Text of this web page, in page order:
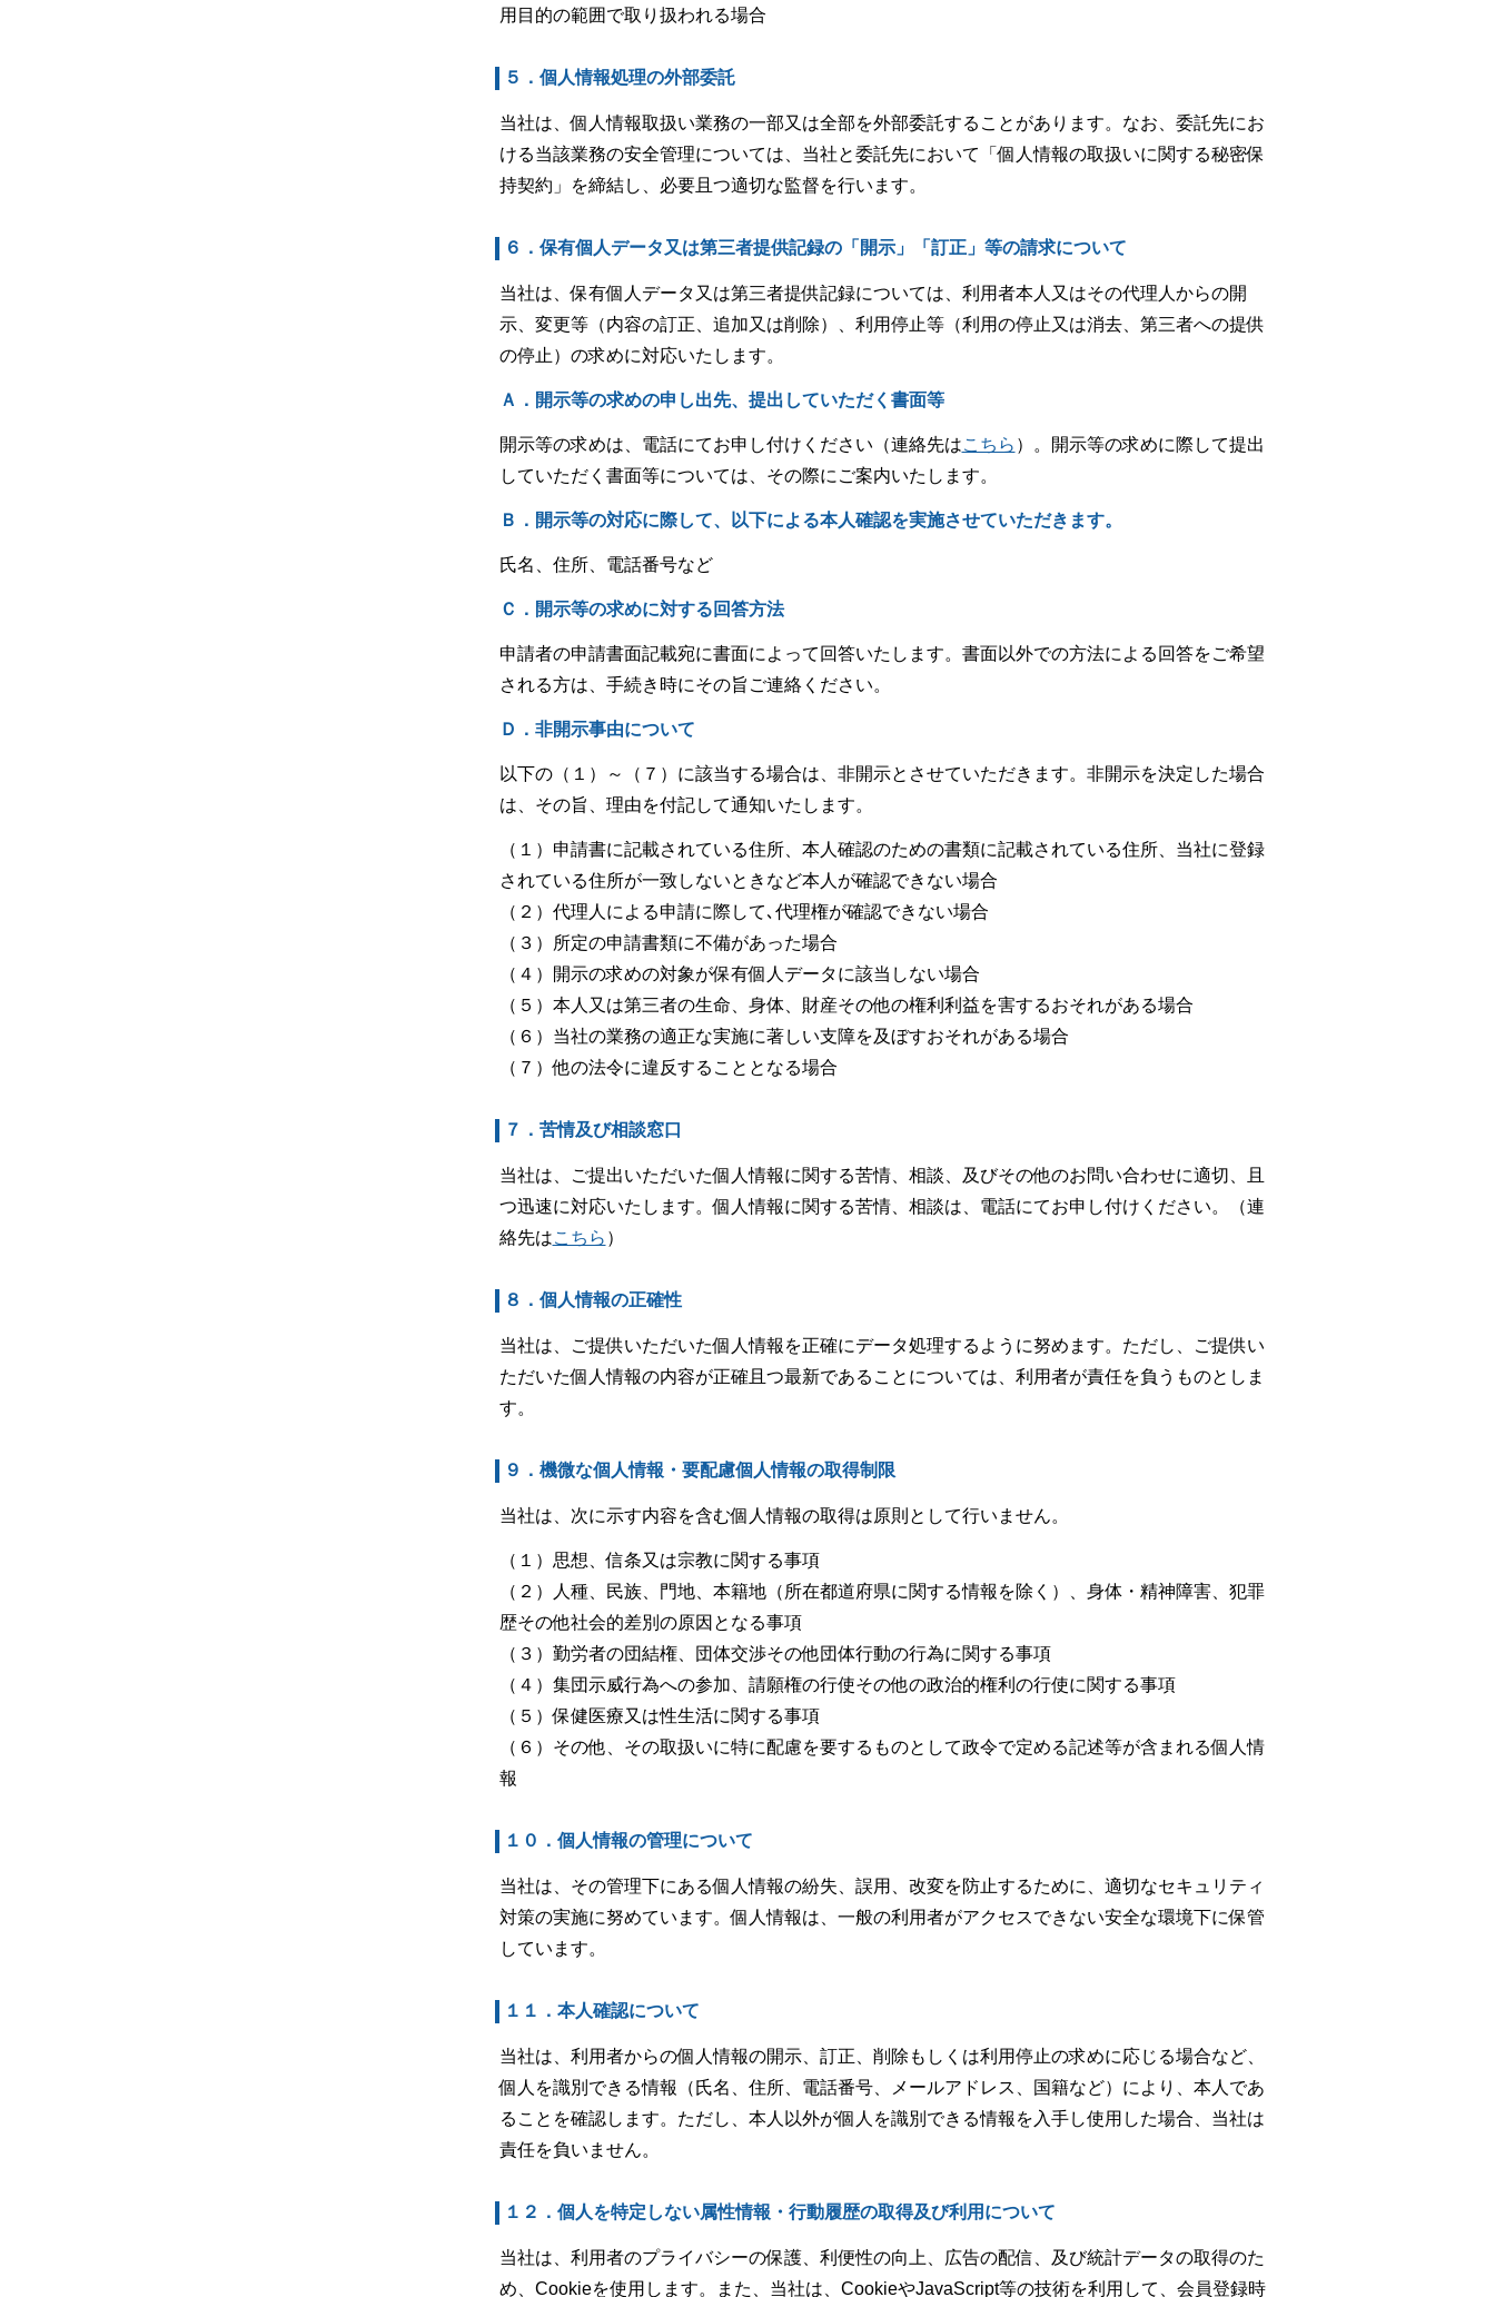
用目的の範囲で取り扱われる場合
５．個人情報処理の外部委託
当社は、個人情報取扱い業務の一部又は全部を外部委託することがあります。なお、委託先にお
ける当該業務の安全管理については、当社と委託先において「個人情報の取扱いに関する秘密保
持契約」を締結し、必要且つ適切な監督を行います。
６．保有個人データ又は第三者提供記録の「開示」「訂正」等の請求について
当社は、保有個人データ又は第三者提供記録については、利用者本人又はその代理人からの開
示、変更等（内容の訂正、追加又は削除）、利用停止等（利用の停止又は消去、第三者への提供
の停止）の求めに対応いたします。
Ａ．開示等の求めの申し出先、提出していただく書面等
開示等の求めは、電話にてお申し付けください（連絡先はこちら ）。開示等の求めに際して提出
していただく書面等については、その際にご案内いたします。
Ｂ．開示等の対応に際して、以下による本人確認を実施させていただきます。
氏名、住所、電話番号など
Ｃ．開示等の求めに対する回答方法
申請者の申請書面記載宛に書面によって回答いたします。書面以外での方法による回答をご希望
される方は、手続き時にその旨ご連絡ください。
Ｄ．非開示事由について
以下の（１）～（７）に該当する場合は、非開示とさせていただきます。非開示を決定した場合
は、その旨、理由を付記して通知いたします。
（１）申請書に記載されている住所、本人確認のための書類に記載されている住所、当社に登録
されている住所が一致しないときなど本人が確認できない場合
（２）代理人による申請に際して､代理権が確認できない場合
（３）所定の申請書類に不備があった場合
（４）開示の求めの対象が保有個人データに該当しない場合
（５）本人又は第三者の生命、身体、財産その他の権利利益を害するおそれがある場合
（６）当社の業務の適正な実施に著しい支障を及ぼすおそれがある場合
（７）他の法令に違反することとなる場合
７．苦情及び相談窓口
当社は、ご提出いただいた個人情報に関する苦情、相談、及びその他のお問い合わせに適切、且
つ迅速に対応いたします。個人情報に関する苦情、相談は、電話にてお申し付けください。（連
絡先はこちら ）
８．個人情報の正確性
当社は、ご提供いただいた個人情報を正確にデータ処理するように努めます。ただし、ご提供い
ただいた個人情報の内容が正確且つ最新であることについては、利用者が責任を負うものとしま
す。
９．機微な個人情報・要配慮個人情報の取得制限
当社は、次に示す内容を含む個人情報の取得は原則として行いません。
（１）思想、信条又は宗教に関する事項
（２）人種、民族、門地、本籍地（所在都道府県に関する情報を除く）、身体・精神障害、犯罪
歴その他社会的差別の原因となる事項
（３）勤労者の団結権、団体交渉その他団体行動の行為に関する事項
（４）集団示威行為への参加、請願権の行使その他の政治的権利の行使に関する事項
（５）保健医療又は性生活に関する事項
（６）その他、その取扱いに特に配慮を要するものとして政令で定める記述等が含まれる個人情
報
１０．個人情報の管理について
当社は、その管理下にある個人情報の紛失、誤用、改変を防止するために、適切なセキュリティ
対策の実施に努めています。個人情報は、一般の利用者がアクセスできない安全な環境下に保管
しています。
１１．本人確認について
当社は、利用者からの個人情報の開示、訂正、削除もしくは利用停止の求めに応じる場合など、
個人を識別できる情報（氏名、住所、電話番号、メールアドレス、国籍など）により、本人であ
ることを確認します。ただし、本人以外が個人を識別できる情報を入手し使用した場合、当社は
責任を負いません。
１２．個人を特定しない属性情報・行動履歴の取得及び利用について
当社は、利用者のプライバシーの保護、利便性の向上、広告の配信、及び統計データの取得のた
め、Cookieを使用します。また、当社は、CookieやJavaScript等の技術を利用して、会員登録時